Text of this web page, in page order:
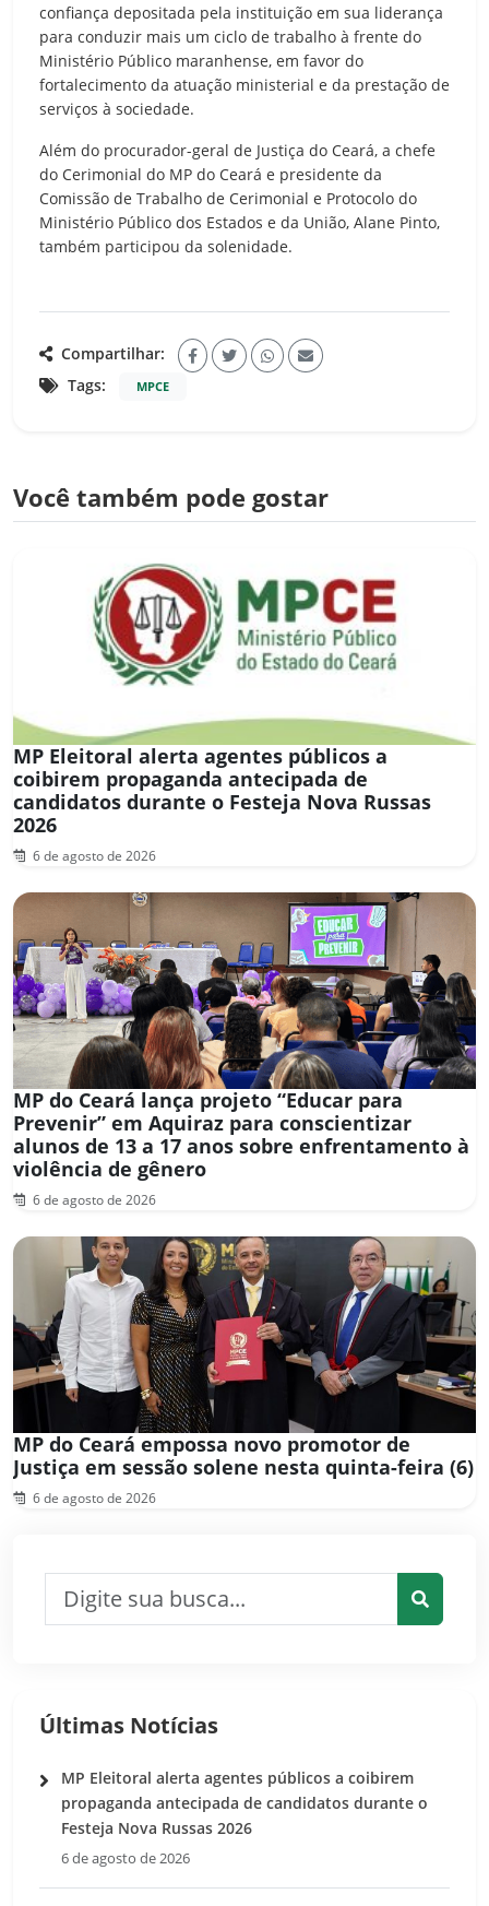
confiança depositada pela instituição em sua liderança
para conduzir mais um ciclo de trabalho à frente do
Ministério Público maranhense, em favor do
fortalecimento da atuação ministerial e da prestação de
serviços à sociedade.
Além do procurador-geral de Justiça do Ceará, a chefe
do Cerimonial do MP do Ceará e presidente da
Comissão de Trabalho de Cerimonial e Protocolo do
Ministério Público dos Estados e da União, Alane Pinto,
também participou da solenidade.
Compartilhar:
Tags:
MPCE
Você também pode gostar
MP Eleitoral alerta agentes públicos a
coibirem propaganda antecipada de
candidatos durante o Festeja Nova Russas
2026
6 de agosto de 2026
MP do Ceará lança projeto “Educar para
Prevenir” em Aquiraz para conscientizar
alunos de 13 a 17 anos sobre enfrentamento à
violência de gênero
6 de agosto de 2026
MP do Ceará empossa novo promotor de
Justiça em sessão solene nesta quinta-feira (6)
6 de agosto de 2026
Últimas Notícias
MP Eleitoral alerta agentes públicos a coibirem
propaganda antecipada de candidatos durante o
Festeja Nova Russas 2026
6 de agosto de 2026